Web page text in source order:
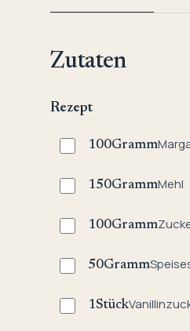
Zutaten
Rezept
100Gramm
150GrammMehl
100Gramm
50Gramm
1Stück